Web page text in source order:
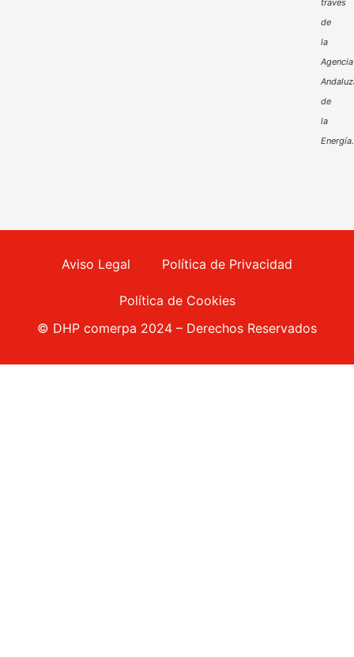
de
la
Agencia
de
la
Energía.
Aviso Legal Política de Privacidad
Política de Cookies
© DHP comerpa 2024 – Derechos Reservados